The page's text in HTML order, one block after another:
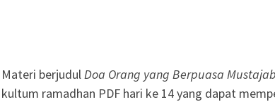
Materi berjudul Doa Orang yang Berpuasa Mustajab
kultum ramadhan PDF hari ke 14 yang dapat